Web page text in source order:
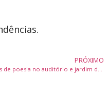
PRÓXIMO